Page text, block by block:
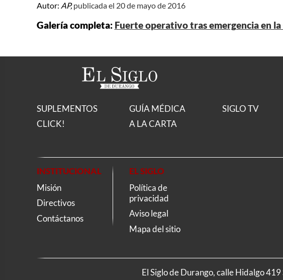
Autor: AP, publicada el 20 de mayo de 2016
Galería completa: Fuerte operativo tras emergencia en la
SUPLEMENTOS
CLICK!
GUÍA MÉDICA
A LA CARTA
SIGLO TV
INSTITUCIONAL
Misión
Directivos
Contáctanos
EL SIGLO
Política de
privacidad
Aviso legal
Mapa del sitio
El Siglo de Durango, calle Hidalgo